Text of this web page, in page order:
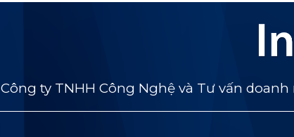
Công ty TNHH Công Nghệ và Tư vấn doanh